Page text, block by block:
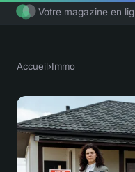
Votre magazine en
Accueil›Immo